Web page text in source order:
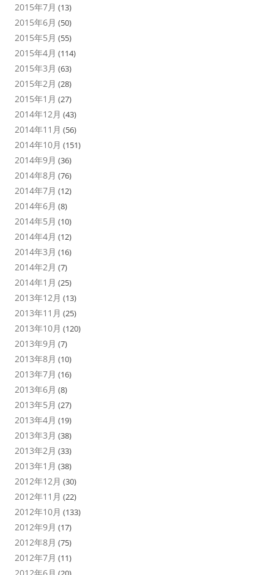
2015年7月 (13)
2015年6月 (50)
2015年5月 (55)
2015年4月 (114)
2015年3月 (63)
2015年2月 (28)
2015年1月 (27)
2014年12月 (43)
2014年11月 (56)
2014年10月 (151)
2014年9月 (36)
2014年8月 (76)
2014年7月 (12)
2014年6月 (8)
2014年5月 (10)
2014年4月 (12)
2014年3月 (16)
2014年2月 (7)
2014年1月 (25)
2013年12月 (13)
2013年11月 (25)
2013年10月 (120)
2013年9月 (7)
2013年8月 (10)
2013年7月 (16)
2013年6月 (8)
2013年5月 (27)
2013年4月 (19)
2013年3月 (38)
2013年2月 (33)
2013年1月 (38)
2012年12月 (30)
2012年11月 (22)
2012年10月 (133)
2012年9月 (17)
2012年8月 (75)
2012年7月 (11)